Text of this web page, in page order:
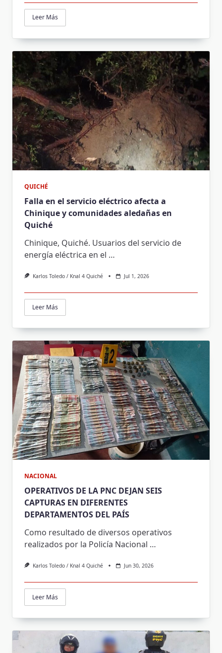
Leer Más
QUICHÉ
Falla en el servicio eléctrico afecta a
Chinique y comunidades aledañas en
Quiché
Chinique, Quiché. Usuarios del servicio de
energía eléctrica en el …
Karlos Toledo / Knal 4 Quiché Jul 1, 2026
Leer Más
NACIONAL
OPERATIVOS DE LA PNC DEJAN SEIS
CAPTURAS EN DIFERENTES
DEPARTAMENTOS DEL PAÍS
Como resultado de diversos operativos
realizados por la Policía Nacional …
Karlos Toledo / Knal 4 Quiché Jun 30, 2026
Leer Más